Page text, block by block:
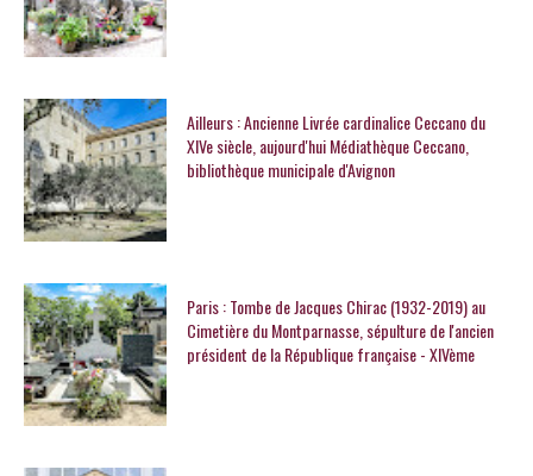
Ailleurs : Ancienne Livrée cardinalice Ceccano du
XIVe siècle, aujourd'hui Médiathèque Ceccano,
bibliothèque municipale d'Avignon
Paris : Tombe de Jacques Chirac (1932-2019) au
Cimetière du Montparnasse, sépulture de l'ancien
président de la République française - XIVème